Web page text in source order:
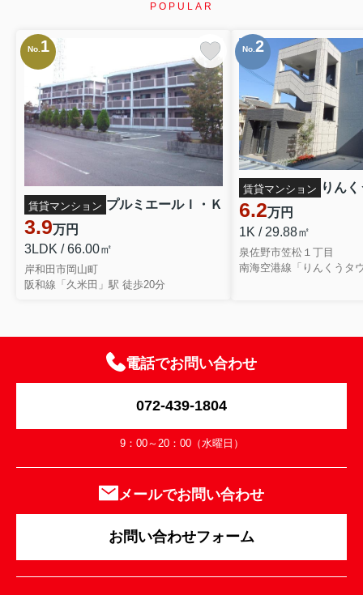
POPULAR
No. 1
賃貸マンション プルミエールＩ・Ｋ
3.9万円
3LDK / 66.00㎡
岸和田市岡山町
阪和線「久米田」駅 徒歩20分
No. 2
賃貸マンション りん
6.2万円
1K / 29.88㎡
泉佐野市笠松１丁目
南海空港線「りんくうタ
電話でお問い合わせ
072-439-1804
9：00～20：00（水曜日）
メールでお問い合わせ
お問い合わせフォーム